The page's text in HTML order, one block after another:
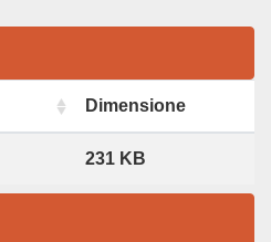
Dimensione
231 KB